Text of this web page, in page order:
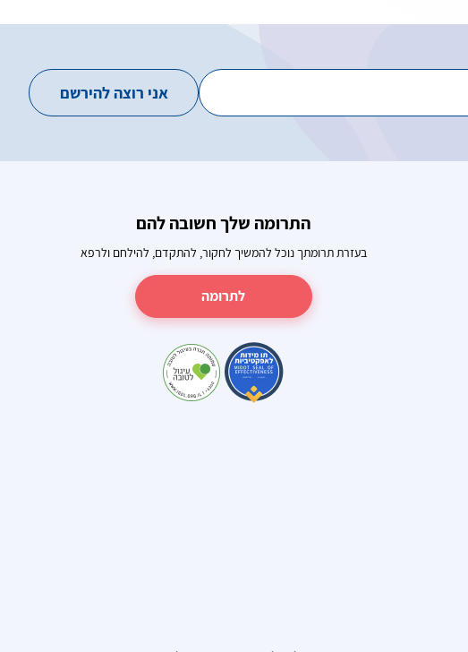
התרומה שלך חשובה להם
בעזרת תרומתך נוכל להמשיך לחקור, להתקדם, להילחם ולרפא
לתרומה